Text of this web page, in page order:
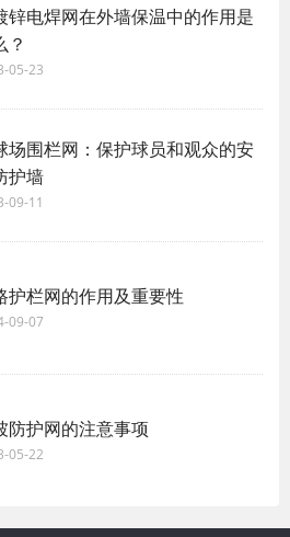
锌电焊网在外墙保温中的作用是
？
05-23
场围栏网：保护球员和观众的安
护墙
09-11
护栏网的作用及重要性
09-07
防护网的注意事项
05-22